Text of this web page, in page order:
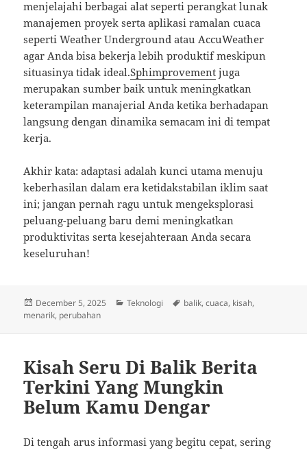
menjelajahi berbagai alat seperti perangkat lunak
manajemen proyek serta aplikasi ramalan cuaca
seperti Weather Underground atau AccuWeather
agar Anda bisa bekerja lebih produktif meskipun
situasinya tidak ideal.Sphimprovement juga
merupakan sumber baik untuk meningkatkan
keterampilan manajerial Anda ketika berhadapan
langsung dengan dinamika semacam ini di tempat
kerja.
Akhir kata: adaptasi adalah kunci utama menuju
keberhasilan dalam era ketidakstabilan iklim saat
ini; jangan pernah ragu untuk mengeksplorasi
peluang-peluang baru demi meningkatkan
produktivitas serta kesejahteraan Anda secara
keseluruhan!
Posted
on
December 5, 2025 Categories
Teknologi Tags
balik,cuaca, kisah,
menarik, perubahan
Kisah Seru Di Balik Berita
Terkini Yang Mungkin
Belum Kamu Dengar
Di tengah arus informasi yang begitu cepat, sering